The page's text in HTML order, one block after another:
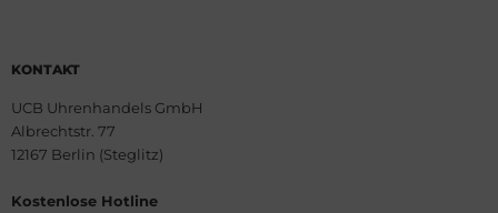
KONTAKT
UCB Uhrenhandels GmbH
Albrechtstr. 77
12167 Berlin (Steglitz)
Kostenlose Hotline